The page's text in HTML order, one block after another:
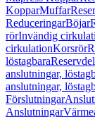
KopparMuffar
ReduceringarBöjar
rörInvändig
cirkulationKorsrör
löstagbara
anslutningar,
anslutningar,
Förslutningar
Anslutningar